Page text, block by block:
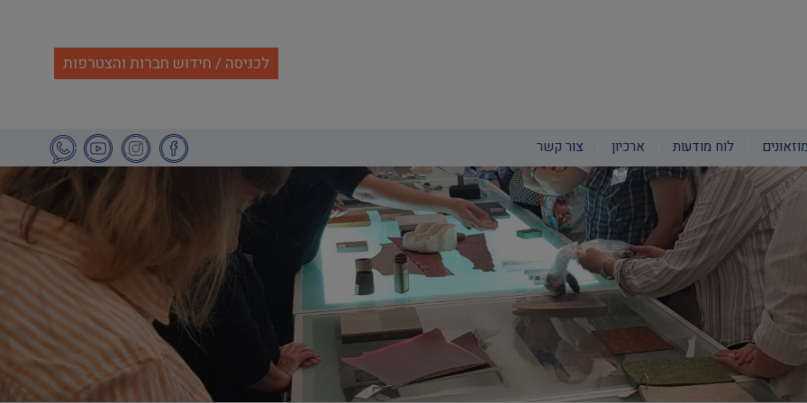
לכניסה / חידוש חברות והצטרפות
לוח מודעות ארכיון צור קשר